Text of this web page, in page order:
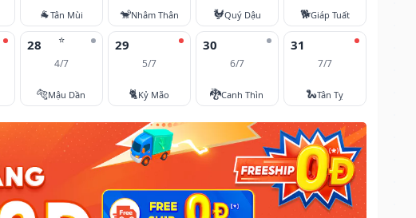
🐐Tân Mùi 🐒Nhâm Thân 🐓Quý Dậu 🐕Giáp Tuất
⭐
28
4/7
🐅Mậu Dần
29
5/7
🐈Kỷ Mão
30
6/7
🐉Canh Thìn
31
7/7
🐍Tân Tỵ